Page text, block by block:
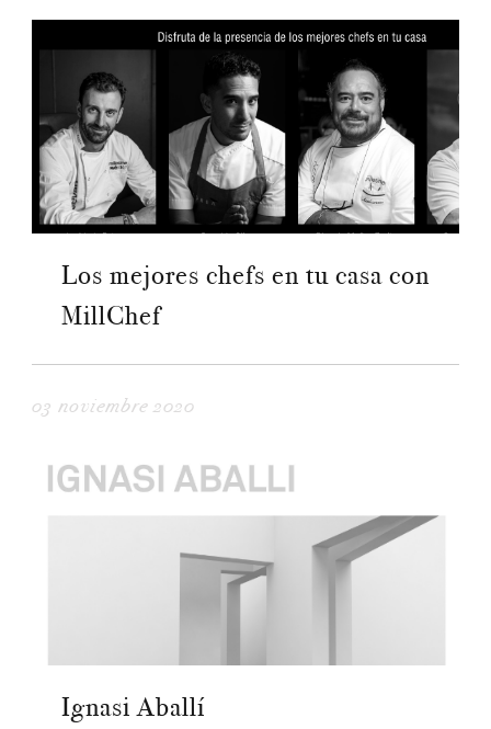
Los mejores chefs en tu casa con
MillChef
03 noviembre 2020
Ignasi Aballí